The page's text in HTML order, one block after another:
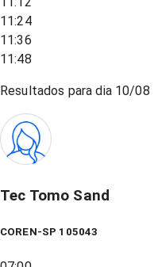
11:24
11:36
11:48
Resultados para dia 10/08
Tec Tomo Sand
COREN-SP 105043